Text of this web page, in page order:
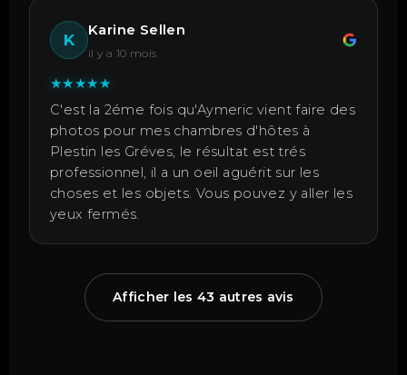
K
Karine Sellen
il y a 10 mois
★★★★★
C'est la 2éme fois qu'Aymeric vient faire des
photos pour mes chambres d'hôtes à
Plestin les Gréves, le résultat est trés
professionnel, il a un oeil aguérit sur les
choses et les objets. Vous pouvez y aller les
yeux fermés.
Afficher les 43 autres avis